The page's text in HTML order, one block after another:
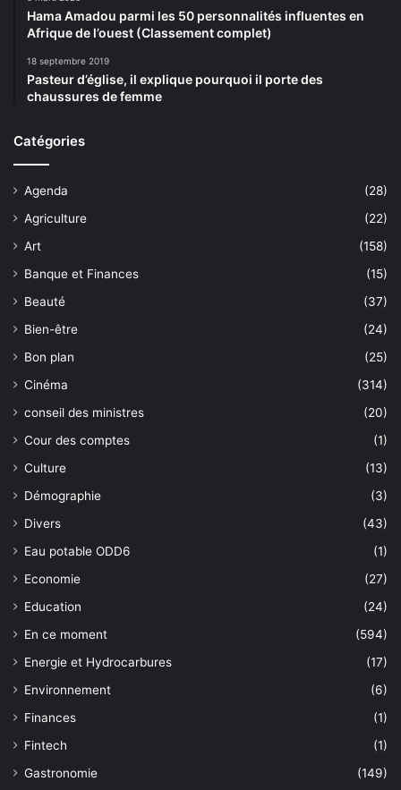
Hama Amadou parmi les 50 personnalités influentes en
Afrique de l’ouest (Classement complet)
18 septembre 2019
Pasteur d’église, il explique pourquoi il porte des
chaussures de femme
Catégories
Agenda
(28)
Agriculture
(22)
Art
(158)
Banque et Finances
(15)
Beauté
(37)
Bien-être
(24)
Bon plan
(25)
Cinéma
(314)
conseil des ministres
(20)
Cour des comptes
(1)
Culture
(13)
Démographie
(3)
Divers
(43)
Eau potable ODD6
(1)
Economie
(27)
Education
(24)
En ce moment
(594)
Energie et Hydrocarbures
(17)
Environnement
(6)
Finances
(1)
Fintech
(1)
Gastronomie
(149)